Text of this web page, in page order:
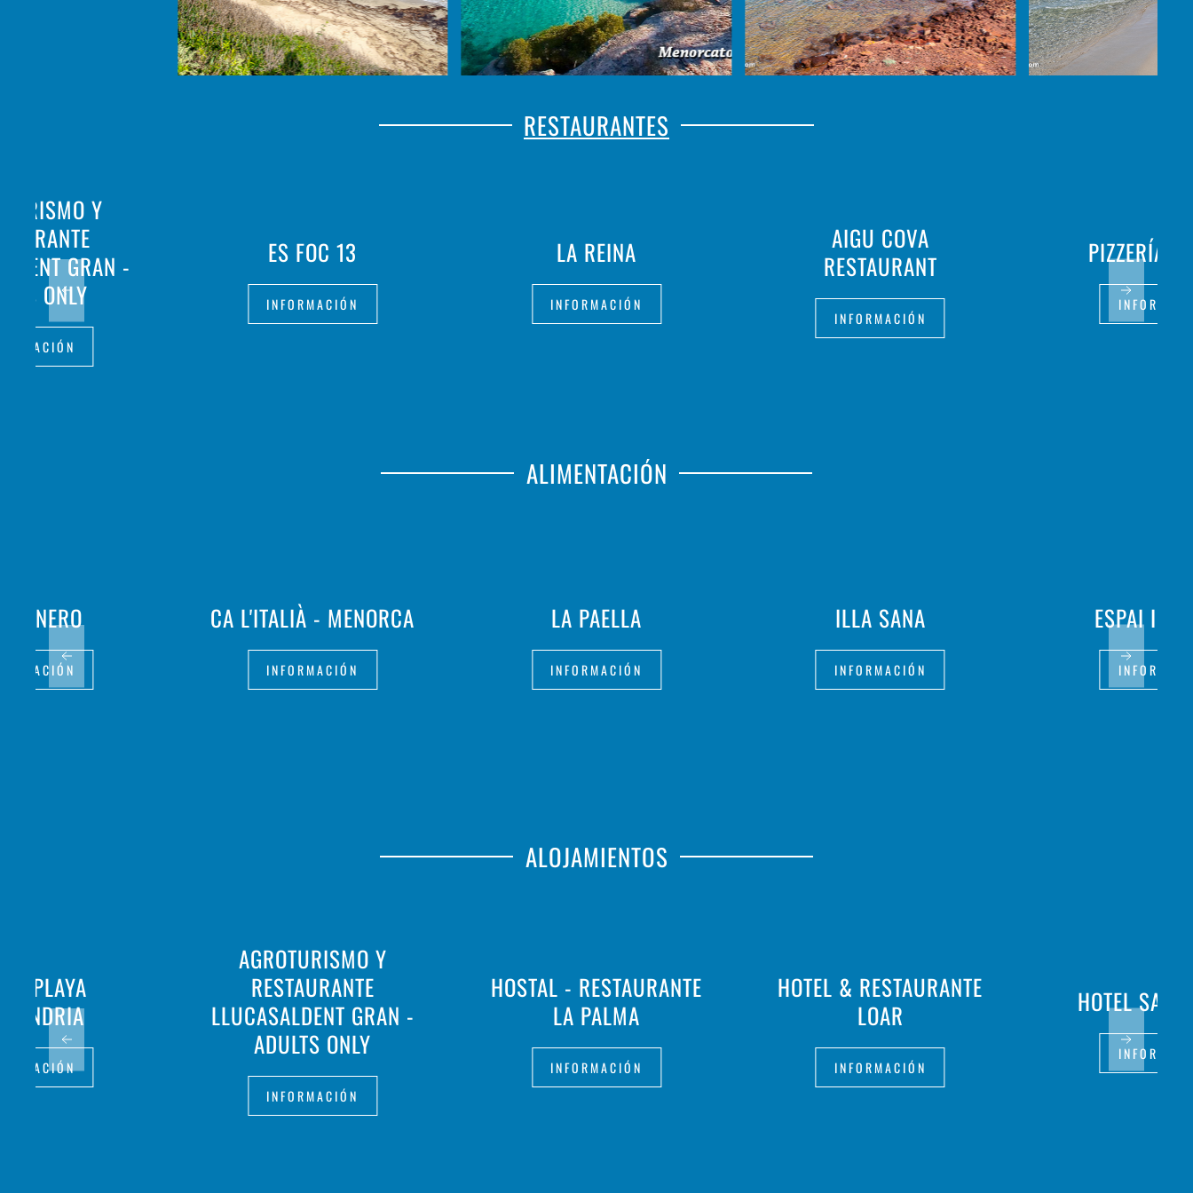
RESTAURANTES
ES FOC 13
INFORMACIÓN
LA REINA
INFORMACIÓN
AIGU COVA
RESTAURANT
INFORMACIÓN
PIZZERÍA
Y
GRAN -
ONLY
ALIMENTACIÓN
CA L'ITALIÀ - MENORCA
INFORMACIÓN
LA PAELLA
INFORMACIÓN
ILLA SANA
INFORMACIÓN
ESPAI
ALOJAMIENTOS
AGROTURISMO Y
RESTAURANTE
LLUCASALDENT GRAN -
ADULTS ONLY
INFORMACIÓN
HOSTAL - RESTAURANTE
LA PALMA
INFORMACIÓN
HOTEL & RESTAURANTE
LOAR
INFORMACIÓN
HOTEL SA
PLAYA